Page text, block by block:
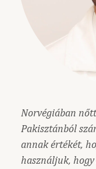
Norvégiában
Pakisztánból
annak értékét,
használjuk,